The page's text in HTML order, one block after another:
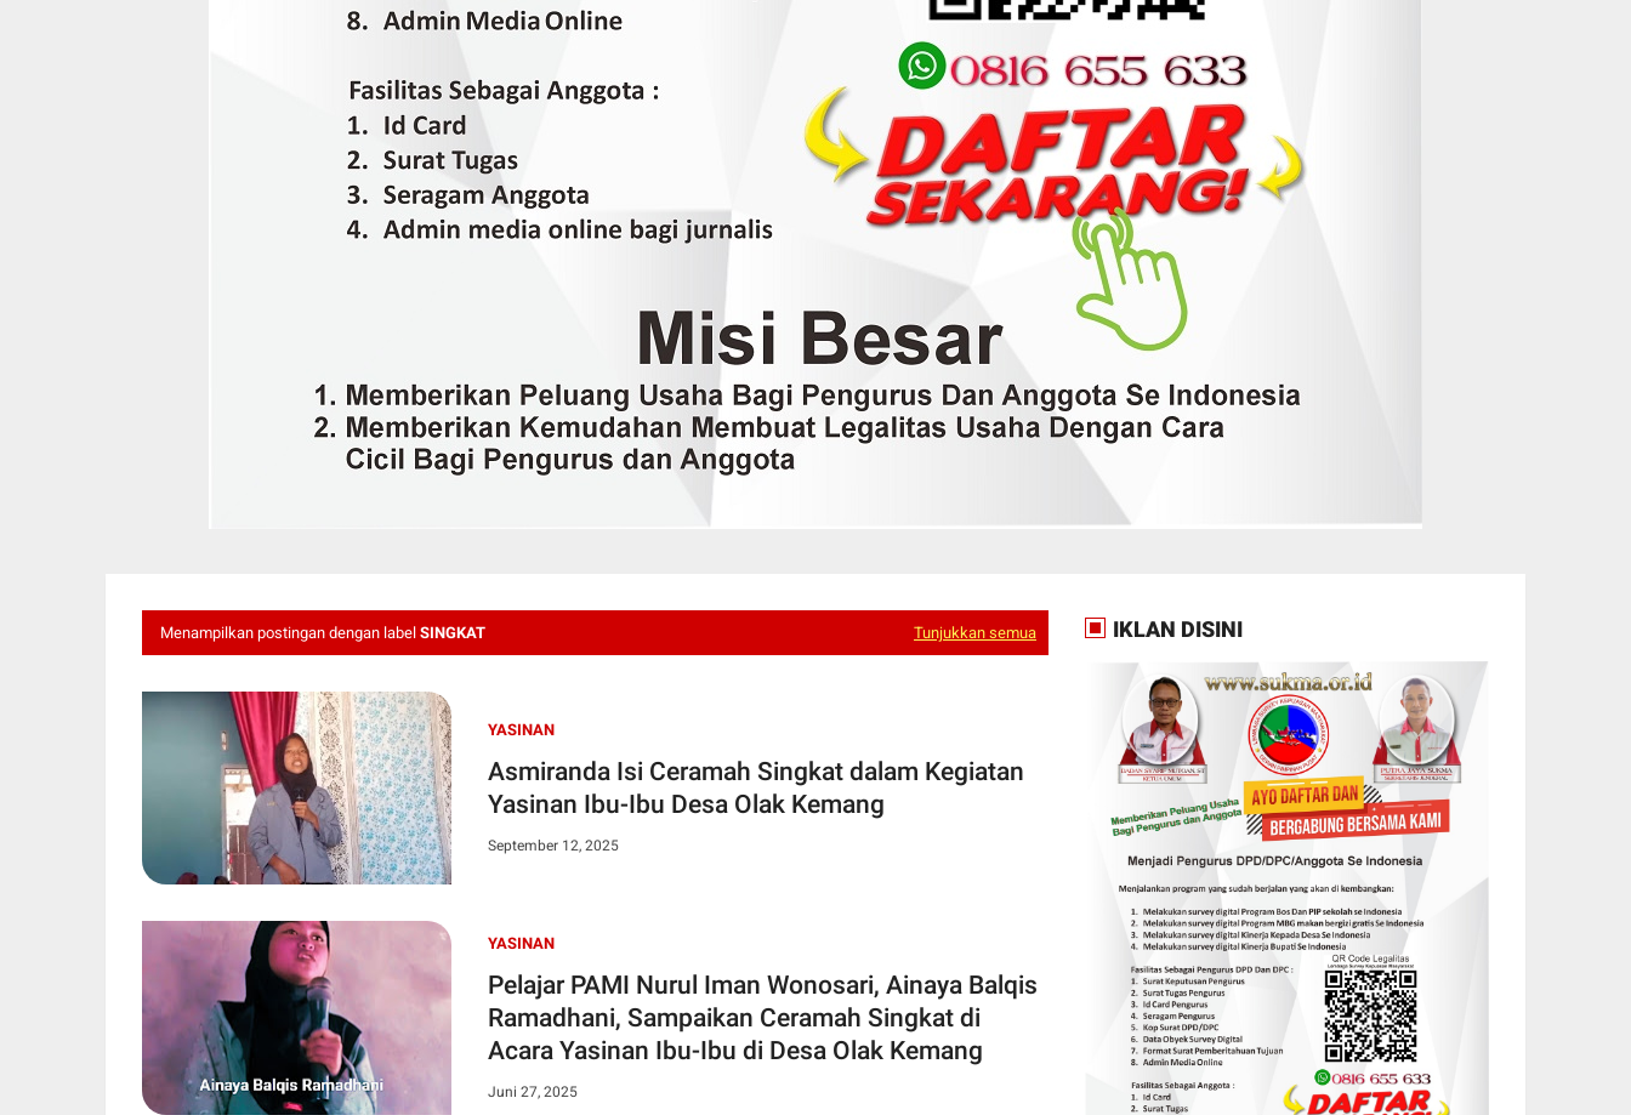
Menampilkan postingan dengan label SINGKAT Tunjukkan semua
YASINAN
Asmiranda Isi Ceramah Singkat dalam Kegiatan
Yasinan Ibu-Ibu Desa Olak Kemang
September 12, 2025
YASINAN
Pelajar PAMI Nurul Iman Wonosari, Ainaya Balqis
Ramadhani, Sampaikan Ceramah Singkat di
Acara Yasinan Ibu-Ibu di Desa Olak Kemang
Juni 27, 2025
IKLAN DISINI